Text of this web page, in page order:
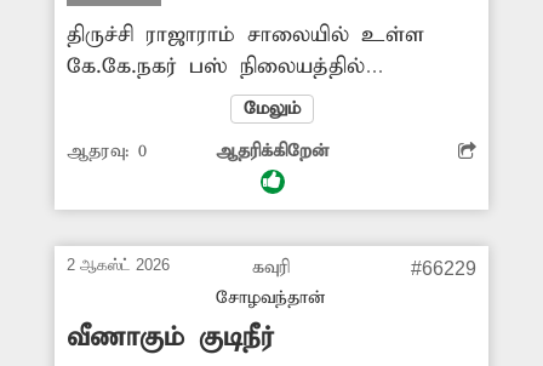
திருச்சி ராஜாராம் சாலையில் உள்ள
கே.கே.நகர் பஸ் நிலையத்தில்
பயணிகளின் தேவைக்காக
சுத்திகரிக்கப்பட்ட குடிநீர் கருவி
அமைக்கப்பட்டது. ஆனால், இந்த குடிநீர்
கருவி தற்போது எந்தவித பயன்பாடும்
பஸ் நிலையத்திற்கு வந்து செல்லும்
பயணிகள் குடிநீர் கிடைக்காமல்
அவதிப்படுகின்றனர். எனவே, முடங்கி
கிடக்கும் குடிநீர் கருவியை பழுதுநீக்கி
மேலும்
ஆதரவு: 0 ஆதரிக்கிறேன்
2 ஆகஸ்ட் 2026
கவுரி
சோழவந்தான்
#66229
வீணாகும் குடிநீர்